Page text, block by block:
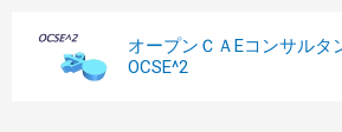
オープンＣＡEコンサルタ
OCSE^2
過